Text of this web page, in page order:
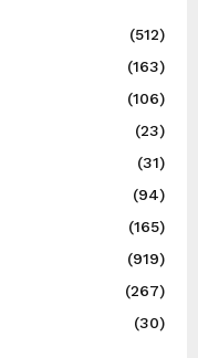
(512)
(163)
(106)
(23)
(31)
(94)
(165)
(919)
(267)
(30)